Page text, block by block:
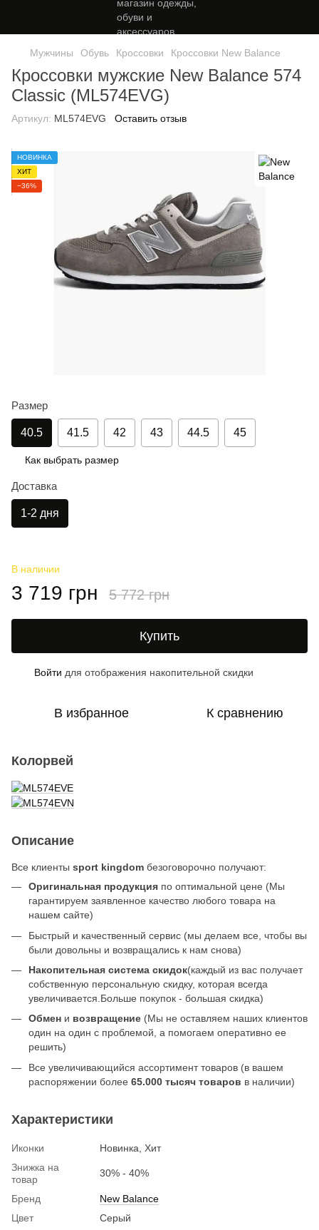
Мужчины Обувь Кроссовки Кроссовки New Balance
Кроссовки мужские New Balance 574
Classic (ML574EVG)
Артикул: ML574EVG Оставить отзыв
НОВИНКА
ХИТ
−36%
Размер
40.5 41.5 42 43 44.5 45
Как выбрать размер
Доставка
1-2 дня
В наличии
3 719 грн 5 772 грн
Купить
Войти для отображения накопительной скидки
В избранное К сравнению
Колорвей
Описание
Все клиенты sport kingdom безоговорочно получают:
Оригинальная продукция по оптимальной цене (Мы
гарантируем заявленное качество любого товара на
нашем сайте)
Быстрый и качественный сервис (мы делаем все, чтобы вы
были довольны и возвращались к нам снова)
Накопительная система скидок(каждый из вас получает
собственную персональную скидку, которая всегда
увеличивается.Больше покупок - большая скидка)
Обмен и возвращение (Мы не оставляем наших клиентов
один на один с проблемой, а помогаем оперативно ее
решить)
Все увеличивающийся ассортимент товаров (в вашем
распоряжении более 65.000 тысяч товаров в наличии)
Характеристики
Иконки
Новинка, Хит
Знижка на
товар
30% - 40%
Бренд
New Balance
Цвет
Серый